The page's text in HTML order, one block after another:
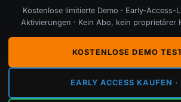
Kostenlose limitierte Demo · Early-Access-
Aktivierungen · Kein Abo, kein proprietärer
KOSTENLOSE DEMO
EARLY ACCESS KAUFEN